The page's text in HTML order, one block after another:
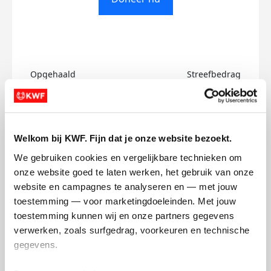
Welkom bij KWF. Fijn dat je onze website bezoekt.
We gebruiken cookies en vergelijkbare technieken om
onze website goed te laten werken, het gebruik van onze
website en campagnes te analyseren en — met jouw
toestemming — voor marketingdoeleinden. Met jouw
toestemming kunnen wij en onze partners gegevens
verwerken, zoals surfgedrag, voorkeuren en technische
gegevens.
Opgehaald
€0
Streefbedrag
€500
Annelies's badges